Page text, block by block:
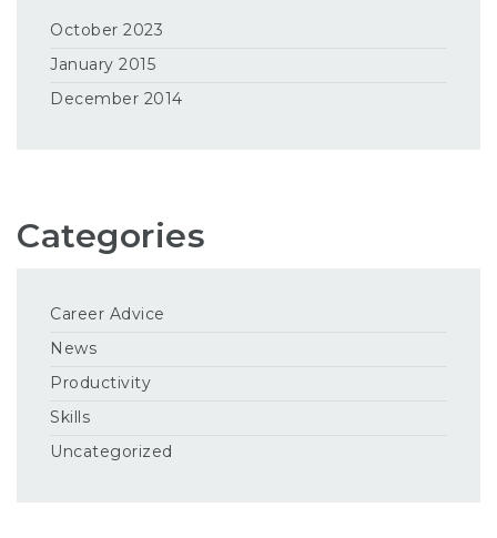
October 2023
January 2015
December 2014
Categories
Career Advice
News
Productivity
Skills
Uncategorized